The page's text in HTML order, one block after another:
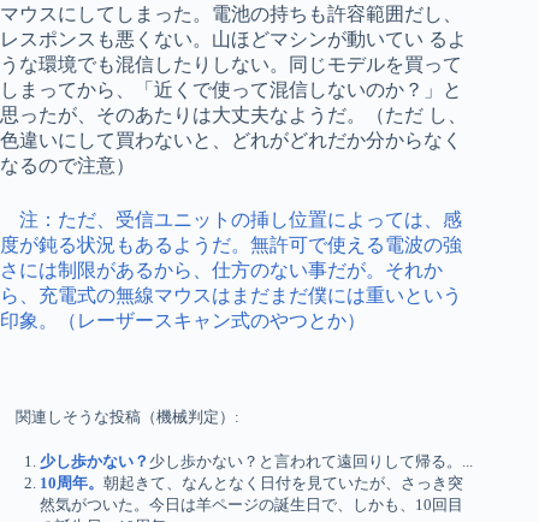
マウスにしてしまった。電池の持ちも許容範囲だし、
レスポンスも悪くない。山ほどマシンが動いてい るよ
うな環境でも混信したりしない。同じモデルを買って
しまってから、「近くで使って混信しないのか？」と
思ったが、そのあたりは大丈夫なようだ。（ただ し、
色違いにして買わないと、どれがどれだか分からなく
なるので注意）
注：ただ、受信ユニットの挿し位置によっては、感
度が鈍る状況もあるようだ。無許可で使える電波の強
さには制限があるから、仕方のない事だが。それか
ら、充電式の無線マウスはまだまだ僕には重いという
印象。（レーザースキャン式のやつとか）
関連しそうな投稿（機械判定）:
少し歩かない？ 少し歩かない？と言われて遠回りして帰る。...
10周年。 朝起きて、なんとなく日付を見ていたが、さっき突
然気がついた。今日は羊ページの誕生日で、しかも、10回目